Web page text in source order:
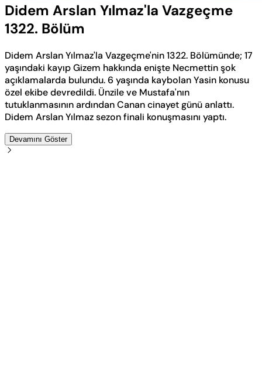
Didem Arslan Yılmaz'la Vazgeçme
1322. Bölüm
Didem Arslan Yılmaz'la Vazgeçme'nin 1322. Bölümünde; 17
yaşındaki kayıp Gizem hakkında enişte Necmettin şok
açıklamalarda bulundu. 6 yaşında kaybolan Yasin konusu
özel ekibe devredildi. Ünzile ve Mustafa'nın
tutuklanmasının ardından Canan cinayet günü anlattı.
Didem Arslan Yılmaz sezon finali konuşmasını yaptı.
Devamını Göster